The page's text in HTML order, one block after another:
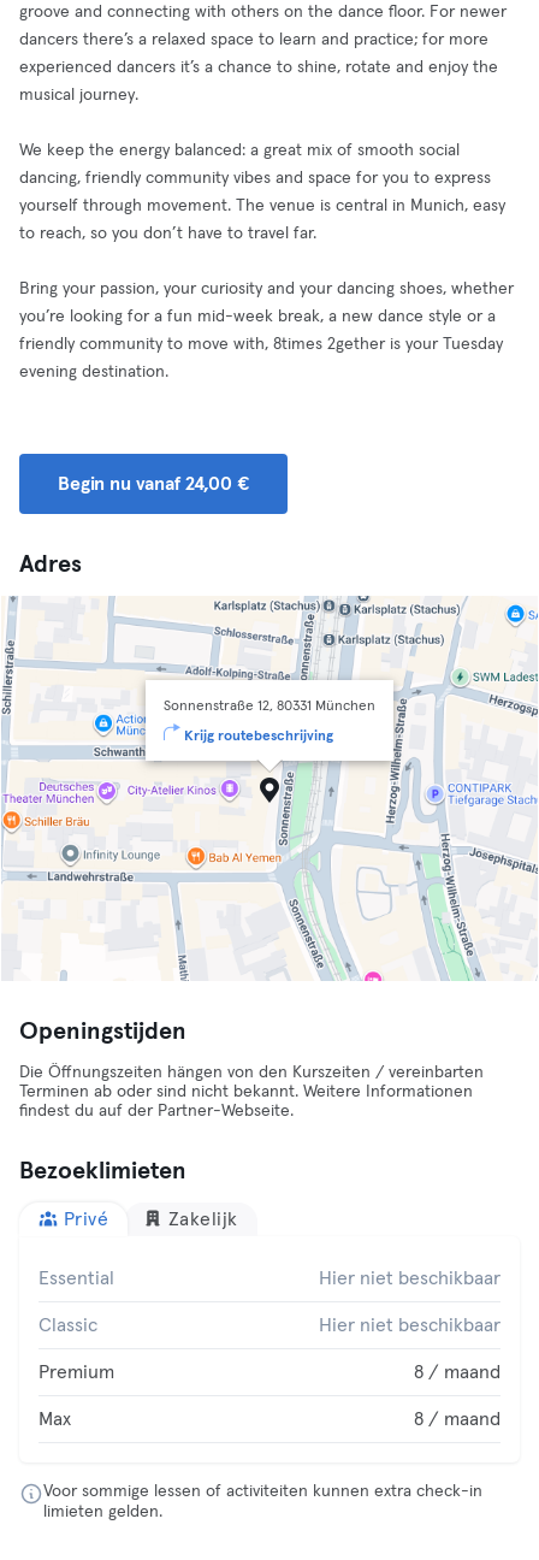
groove and connecting with others on the dance floor. For newer
dancers there’s a relaxed space to learn and practice; for more
experienced dancers it’s a chance to shine, rotate and enjoy the
musical journey.
We keep the energy balanced: a great mix of smooth social
dancing, friendly community vibes and space for you to express
yourself through movement. The venue is central in Munich, easy
to reach, so you don’t have to travel far.
Bring your passion, your curiosity and your dancing shoes, whether
you’re looking for a fun mid-week break, a new dance style or a
friendly community to move with, 8times 2gether is your Tuesday
evening destination.
Begin nu vanaf 24,00 €
Adres
Sonnenstraße 12, 80331 München
Krijg routebeschrijving
Openingstijden
Die Öffnungszeiten hängen von den Kurszeiten / vereinbarten
Terminen ab oder sind nicht bekannt. Weitere Informationen
findest du auf der Partner-Webseite.
Bezoeklimieten
Privé Zakelijk
Essential Hier niet beschikbaar
Classic Hier niet beschikbaar
Premium 8 / maand
Max 8 / maand
Voor sommige lessen of activiteiten kunnen extra check-in
limieten gelden.